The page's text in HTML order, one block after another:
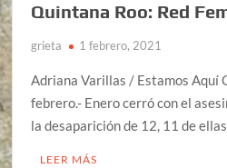
Quintana Roo: Red
grieta 1 febrero, 2021
Adriana Varillas / Estamos Aquí
febrero.- Enero cerró con el
la desaparición de 12, 11 de
LEER MÁS